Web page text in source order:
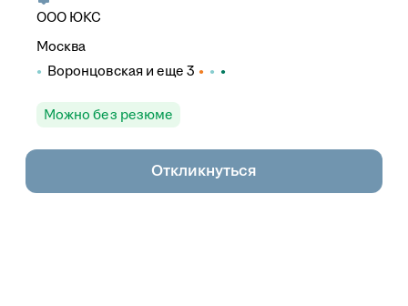
ООО ЮКС
Москва
Воронцовская и еще 3
Можно без резюме
Откликнуться